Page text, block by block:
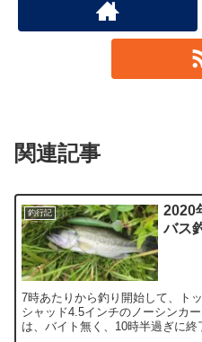
関連記事
釣行記
2020
バス
7時あたりから釣り開始して、ト
シャッド4.5インチのノーシンカ
は、バイト無く、10時半過ぎに